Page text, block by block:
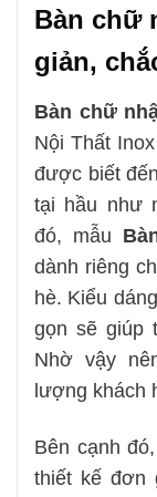
Bàn chữ
giản,
Bàn chữ
Nội Thất
được biết
tại hầu như
đó, mẫu
dành riêng
hè. Kiểu
gọn sẽ giúp
Nhờ vậy
lượng khách
Bên cạnh
thiết kế đơn